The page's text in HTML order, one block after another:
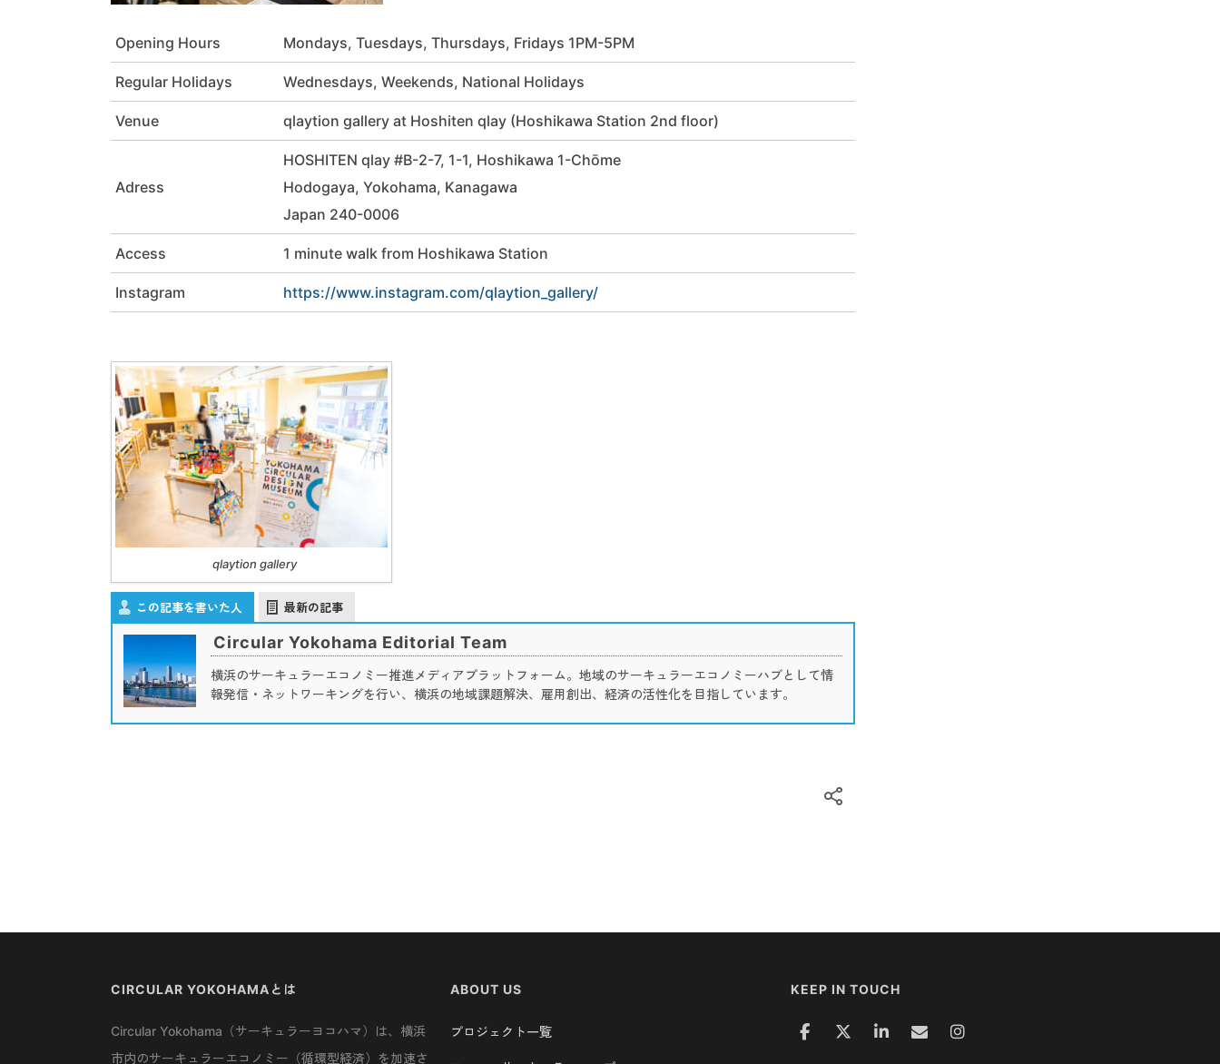
Opening Hours Mondays, Tuesdays, Thursdays, Fridays 1PM-5PM
Regular Holidays Wednesdays, Weekends, National Holidays
Venue qlaytion gallery at Hoshiten qlay (Hoshikawa Station 2nd floor)
Adress
HOSHITEN qlay #B-2-7, 1-1, Hoshikawa 1-Chōme
Hodogaya, Yokohama, Kanagawa
Japan 240-0006
Access 1 minute walk from Hoshikawa Station
Instagram https://www.instagram.com/qlaytion_gallery/
qlaytion gallery
この記事を書いた人 最新の記事
Circular Yokohama Editorial Team
横浜のサーキュラーエコノミー推進メディアプラットフォーム。地域のサーキュラーエコノミーハブとして情
報発信・ネットワーキングを行い、横浜の地域課題解決、雇用創出、経済の活性化を目指しています。
CIRCULAR YOKOHAMAとは
Circular Yokohama（サーキュラーヨコハマ）は、横浜
市内のサーキュラーエコノミー（循環型経済）を加速さ
ABOUT US
プロジェクト一覧
KEEP IN TOUCH